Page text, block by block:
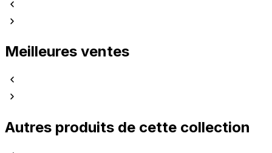
Meilleures ventes
Autres produits de cette collection